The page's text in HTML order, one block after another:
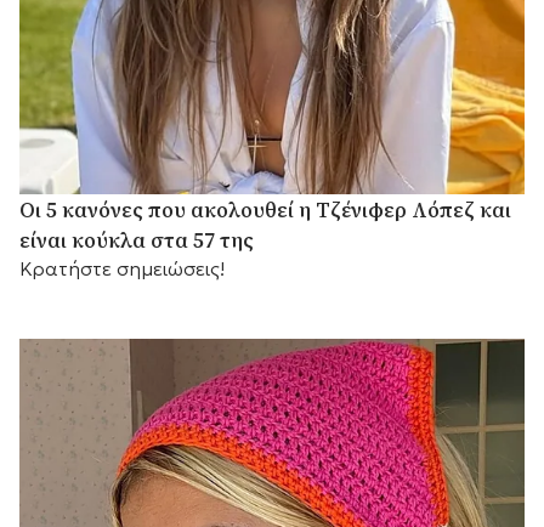
Οι 5 κανόνες που ακολουθεί η Τζένιφερ Λόπεζ και
είναι κούκλα στα 57 της
Κρατήστε σημειώσεις!